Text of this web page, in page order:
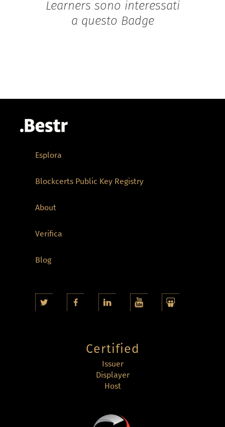
Learners sono interessati
a questo Badge
Esplora
Blockcerts Public Key Registry
About
Verifica
Blog
Certified
Issuer
Displayer
Host